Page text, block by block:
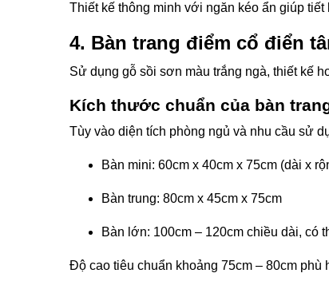
Thiết kế thông minh với ngăn kéo ẩn giúp
4. Bàn trang điểm cổ điển
Sử dụng gỗ sồi sơn màu trắng ngà, thiết kế
Kích thước chuẩn của bàn
Tùy vào diện tích phòng ngủ và nhu cầu sử
Bàn mini: 60cm x 40cm x 75cm (dài x
Bàn trung: 80cm x 45cm x 75cm
Bàn lớn: 100cm – 120cm chiều dài, có
Độ cao tiêu chuẩn khoảng 75cm – 80cm